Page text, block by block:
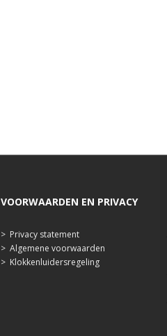
VOORWAARDEN EN PRIVACY
> Privacy statement
> Algemene voorwaarden
> Klokkenluidersregeling